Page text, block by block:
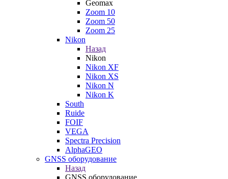
Geomax
Zoom 10
Zoom 50
Zoom 25
Nikon
Назад
Nikon
Nikon XF
Nikon XS
Nikon N
Nikon K
South
Ruide
FOIF
VEGA
Spectra Precision
AlphaGEO
GNSS оборудование
Назад
GNSS оборудование